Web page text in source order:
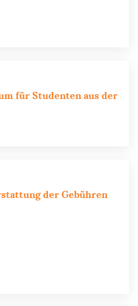
für Studenten aus der
der Gebühren